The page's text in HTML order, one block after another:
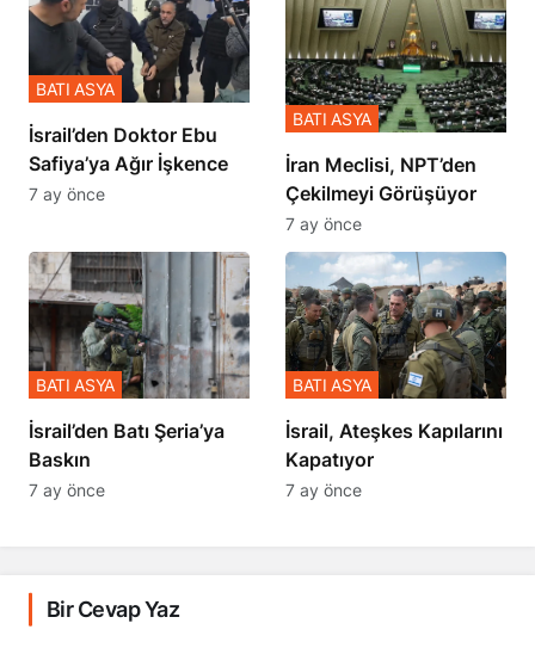
İsrail’den Doktor Ebu
Safiya’ya Ağır İşkence
BATI ASYA
7 ay önce
İran Meclisi, NPT’den
Çekilmeyi Görüşüyor
BATI ASYA
7 ay önce
​​​​​​​İsrail’den Batı Şeria’ya
Baskın
BATI ASYA
7 ay önce
İsrail, Ateşkes Kapılarını
Kapatıyor
BATI ASYA
7 ay önce
Bir Cevap Yaz